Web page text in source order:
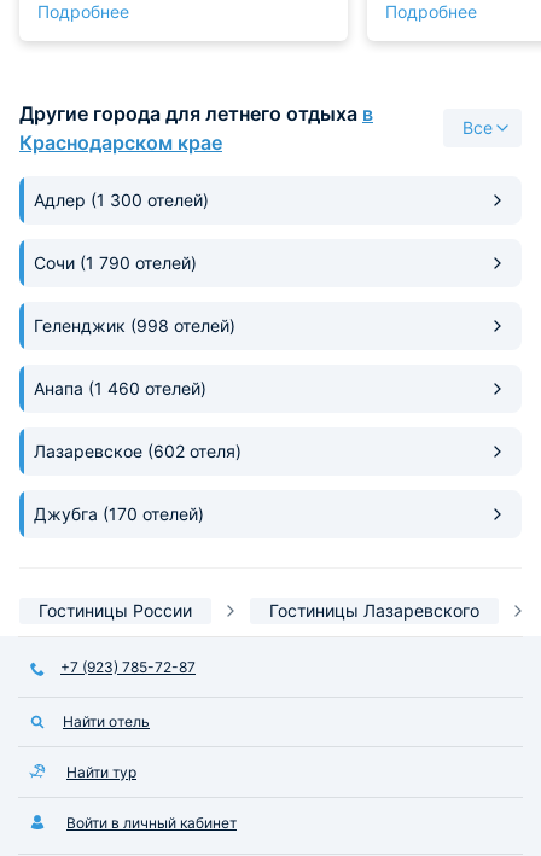
отдохнуть, а ночью сон не
прерывается посторонними
цена приятно порадовала.
Расположение тоже на высоте —
до ключевых точек города рукой
Подробнее
Кондиционер
быстро.
Вкусно кормили
Подробнее
Другие города для летнего отдыха в
Краснодарском крае
Все
Адлер (1 300 отелей)
Сочи (1 790 отелей)
Геленджик (998 отелей)
Анапа (1 460 отелей)
Лазаревское (602 отеля)
Джубга (170 отелей)
Гостиницы России Гостиницы Лазаревского
+7 (923) 785-72-87
Найти отель
Найти тур
Войти в личный кабинет